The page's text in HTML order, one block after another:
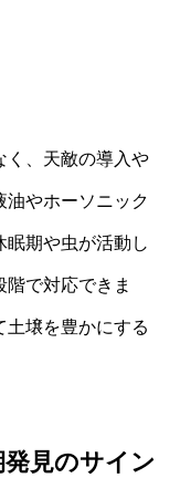
く、天敵の導入や
油やホーソニック
眠期や虫が活動し
で対応できま
土壌を豊かにする
見のサイン